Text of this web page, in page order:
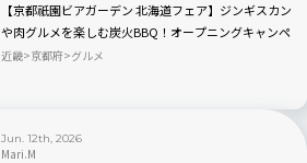
【京都祇園ビアガーデン 北海道フェア】ジンギスカン
や肉グルメを楽しむ炭火BBQ！オープニングキャンペ
ーンもあり
近畿 京都府 グルメ
Jun. 12th, 2026
Mari.M